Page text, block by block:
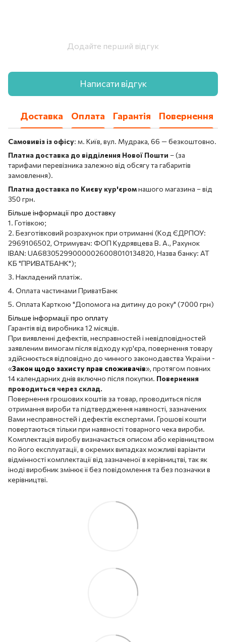
Додайте перший відгук
Написати відгук
Доставка Оплата Гарантія Повернення
Самовивіз із офісу: м. Київ, вул. Мудрака, 66 — безкоштовно.
Платна доставка до відділення Нової Пошти – (за
тарифами перевізника залежно від обсягу та габаритів
замовлення).
Платна доставка по Києву кур'єромнашого магазина – від
350 грн.
Більше інформації про доставку
1. Готівкою;
2. Безготівковий розрахунок при отриманні (Код ЄДРПОУ:
2969106502, Отримувач: ФОП Кудрявцева В. А., Рахунок
IBAN: UA683052990000026008010134820, Назва банку: АТ
КБ "ПРИВАТБАНК");
3. Накладений платіж.
4. Оплата частинами ПриватБанк
5. Оплата Карткою "Допомога на дитину до року" (7000 грн)
Більше інформації про оплату
Гарантія від виробника 12 місяців.
При виявленні дефектів, несправностей і невідповідностей
заявленим вимогам після відходу кур'єра, повернення товару
здійснюється відповідно до чинного законодавства України -
«Закон щодо захисту прав споживачів», протягом повних
14 календарних днів включно після покупки. Повернення
проводиться через склад.
Повернення грошових коштів за товар, проводиться після
отримання вироби та підтвердження наявності, зазначених
Вами несправностей і дефектів експертами. Грошові кошти
повертаються тільки при наявності товарного чека вироби.
Комплектація виробу визначається описом або керівництвом
по його експлуатації, в окремих випадках можливі варіанти
відмінності комплектації від зазначеної в керівництві, так як
іноді виробник змінює її без повідомлення та без позначки в
керівництві.